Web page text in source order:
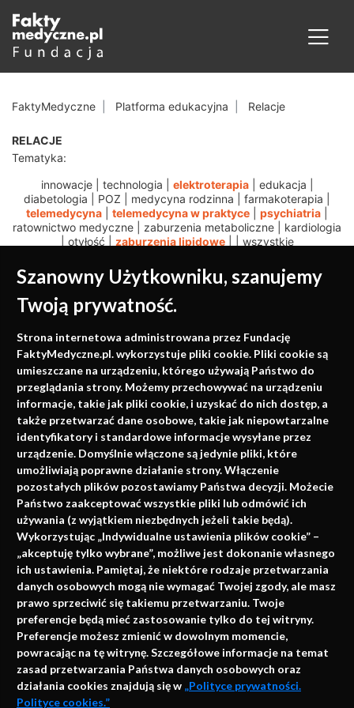
Szanowny Użytkowniku, szanujemy
Twoją prywatność.
Strona internetowa administrowana przez Fundację
FaktyMedyczne.pl. wykorzystuje pliki cookie. Pliki cookie są
umieszczane na urządzeniu, którego używają Państwo do
przeglądania strony. Możemy przechowywać na urządzeniu
informacje, takie jak pliki cookie, i uzyskać do nich dostęp, a
także przetwarzać dane osobowe, takie jak niepowtarzalne
identyfikatory i standardowe informacje wysyłane przez
urządzenie. Domyślnie włączone są jedynie pliki, które
umożliwiają poprawne działanie strony. Włączenie
pozostałych plików pozostawiamy Państwa decyzji. Możecie
Państwo zaakceptować wszystkie pliki lub odmówić ich
używania (z wyjątkiem niezbędnych jeżeli takie będą).
Wykorzystując „Indywidualne ustawienia plików cookie” –
„akceptuję tylko wybrane”, możliwe jest dokonanie własnego
ich ustawienia. Pamiętaj, że niektóre rodzaje przetwarzania
danych osobowych mogą nie wymagać Twojej zgody, ale masz
prawo sprzeciwić się takiemu przetwarzaniu. Twoje
preferencje będą mieć zastosowanie tylko do tej witryny.
Preferencje możesz zmienić w dowolnym momencie,
powracając na tę witrynę. Szczegółowe informacje na temat
zasad przetwarzania Państwa danych osobowych oraz
działania cookies znajdują się w „Polityce prywatności.
Polityce cookies.”
FaktyMedyczne Platforma edukacyjna Relacje
RELACJE
Tematyka:
innowacje| technologia elektroterapia| edukacja
diabetologia
POZ medycyna rodzinna farmakoterapia
telemedycyna
telemedycyna w praktyce psychiatria
ratownictwo medyczne
zaburzenia metaboliczne
kardiologia
otyłość zaburzenia lipidowe| wszystkie
Medycyna oparta na
faktach
Konferencje, szkolenia, e-learning, wydawnictwo
Napisz do nas
info@faktymedyczne.pl
ul. Towarowa 2
43-460 Wisła
Redakcja medyczna:
ul. Wolności 338b